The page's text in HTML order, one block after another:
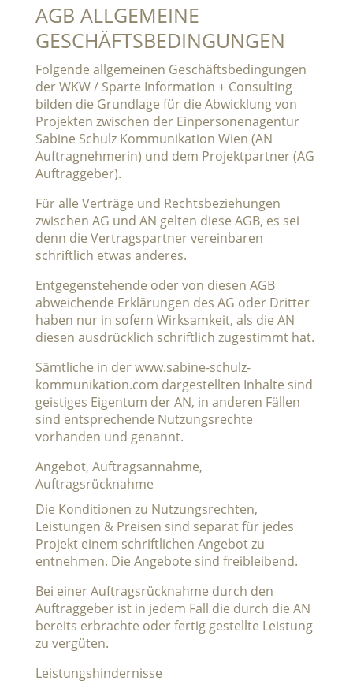
AGB ALLGEMEINE
GESCHÄFTSBEDINGUNGEN
Folgende allgemeinen Geschäftsbedingungen
der WKW / Sparte Information + Consulting
bilden die Grundlage für die Abwicklung von
Projekten zwischen der Einpersonenagentur
Sabine Schulz Kommunikation Wien (AN
Auftragnehmerin) und dem Projektpartner (AG
Auftraggeber).
Für alle Verträge und Rechtsbeziehungen
zwischen AG und AN gelten diese AGB, es sei
denn die Vertragspartner vereinbaren
schriftlich etwas anderes.
Entgegenstehende oder von diesen AGB
abweichende Erklärungen des AG oder Dritter
haben nur in sofern Wirksamkeit, als die AN
diesen ausdrücklich schriftlich zugestimmt hat.
Sämtliche in der www.sabine-schulz-
kommunikation.com dargestellten Inhalte sind
geistiges Eigentum der AN, in anderen Fällen
sind entsprechende Nutzungsrechte
vorhanden und genannt.
Angebot, Auftragsannahme,
Auftragsrücknahme
Die Konditionen zu Nutzungsrechten,
Leistungen & Preisen sind separat für jedes
Projekt einem schriftlichen Angebot zu
entnehmen. Die Angebote sind freibleibend.
Bei einer Auftragsrücknahme durch den
Auftraggeber ist in jedem Fall die durch die AN
bereits erbrachte oder fertig gestellte Leistung
zu vergüten.
Leistungshindernisse